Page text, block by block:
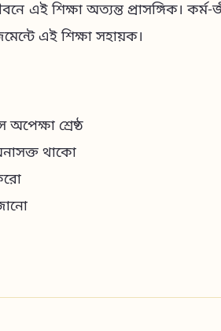
এই শিক্ষা অত্যন্ত প্রাসঙ্গিক। কর্ম-
এই শিক্ষা সহায়ক।
অপেক্ষা শ্রেষ্ঠ
থাকো